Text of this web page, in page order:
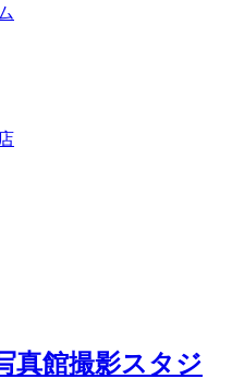
真館撮影スタジ